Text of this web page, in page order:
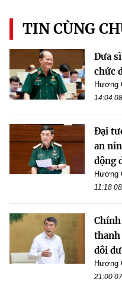
TIN CÙNG
Đưa
chức
Hương
14:04
Đại
an
động
Hương
11:18
thanh
dôi
Hương
21:00